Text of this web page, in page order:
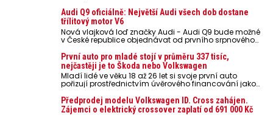
nebezpečí pro odložené mobilní telefony, powerbanky
nebo notebooky. Můžou urychlit stárnutí baterií,
poškodit elektroniku a ve výjimečných případech i
zvýšit riziko požáru.
Audi Q9 oficiálně: Největší Audi všech dob dostane
třílitový motor V6
Nová vlajková loď značky Audi - Audi Q9 bude možné
v České republice objednávat od prvního srpnového
První auto pro mladé stojí v průměru 337 tisíc,
nejčastěji je to Škoda nebo Volkswagen
Mladí lidé ve věku 18 až 26 let si svoje první auto
pořizují prostřednictvím úvěrového financování jako
auto. Průměrná pořizovací cena vozu dosahuje 337
tisíc korun a průměrná financovaná částka
přesahuje 251 tisíc korun. Vyplývá to z dat Leasingu
Předprodej modelu Volkswagen ID. Cross zahájen.
Zájemci o elektrický crossover zaplatí od 691 000 Kč